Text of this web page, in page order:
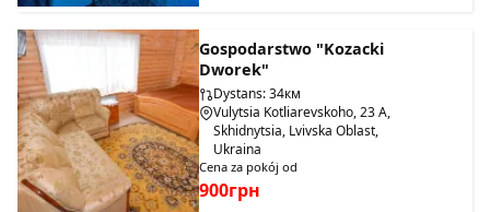
Gospodarstwo "Kozacki
Dworek"
Dystans: 34км
Vulytsia Kotliarevskoho, 23 A,
Skhidnytsia, Lvivska Oblast,
Ukraina
Cena za pokój od
900грн